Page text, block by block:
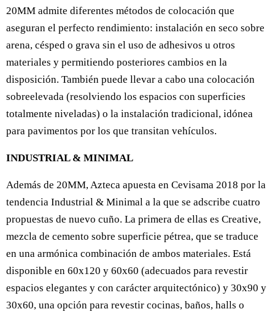
20MM admite diferentes métodos de colocación que
aseguran el perfecto rendimiento: instalación en seco sobre
arena, césped o grava sin el uso de adhesivos u otros
materiales y permitiendo posteriores cambios en la
disposición. También puede llevar a cabo una colocación
sobreelevada (resolviendo los espacios con superficies
totalmente niveladas) o la instalación tradicional, idónea
para pavimentos por los que transitan vehículos.
INDUSTRIAL & MINIMAL
Además de 20MM, Azteca apuesta en Cevisama 2018 por la
tendencia Industrial & Minimal a la que se adscribe cuatro
propuestas de nuevo cuño. La primera de ellas es Creative,
mezcla de cemento sobre superficie pétrea, que se traduce
en una armónica combinación de ambos materiales. Está
disponible en 60x120 y 60x60 (adecuados para revestir
espacios elegantes y con carácter arquitectónico) y 30x90 y
30x60, una opción para revestir cocinas, baños, halls o